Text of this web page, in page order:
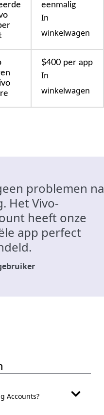
eenmalig
In
winkelwagen
$400 per app
In
winkelwagen
problemen na
Het Vivo-
heeft onze
app perfect
Accounts?